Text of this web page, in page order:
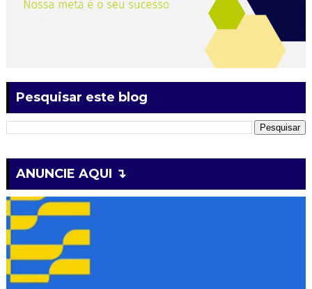
Pesquisar este blog
ANUNCIE AQUI ↴